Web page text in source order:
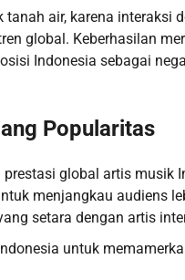
air, karena interaksi
global. Keberhasilan
Indonesia sebagai
Popularitas
global artis musik
menjangkau audiens
setara dengan artis
untuk